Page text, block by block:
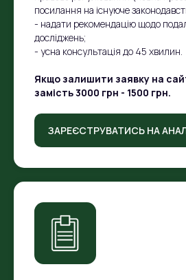
посилання на існуюче
- надати рекомендацію щодо
досліджень;
- усна консультація до 45 хвилин.
Якщо залишити заявку на
замість 3000 грн - 1500 грн.
ЗАРЕЄСТРУВАТИСЬ НА